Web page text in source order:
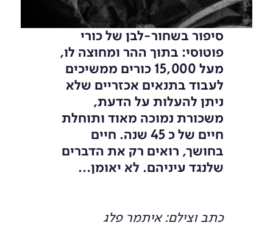
סיפור בשחור-לבן של כורי
פוטוסי: בתוך ההר ומחוצה לו,
מעל 15,000 כורים ממשיכים
לעבוד בתנאים אכזריים שלא
ניתן להעלות על הדעת,
משכורת נמוכה מאוד ותוחלת
חיים של כ 45 שנה. חיים
בחושך, רואים רק את הדברים
שלנגד עיניהם. לא יאומן…
כתב וצילם: איתמר פלג